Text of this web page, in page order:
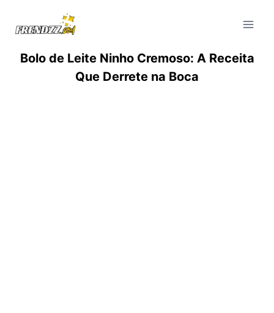
para
Conteúdo
Bolo de Leite Ninho Cremoso: A Receita
Que Derrete na Boca